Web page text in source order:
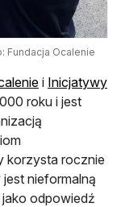
Fundacja Ocalenie
i Inicjatywy
roku i jest
korzysta rocznie
nieformalną
odpowiedź